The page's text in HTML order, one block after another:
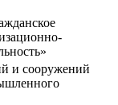
и сооружений